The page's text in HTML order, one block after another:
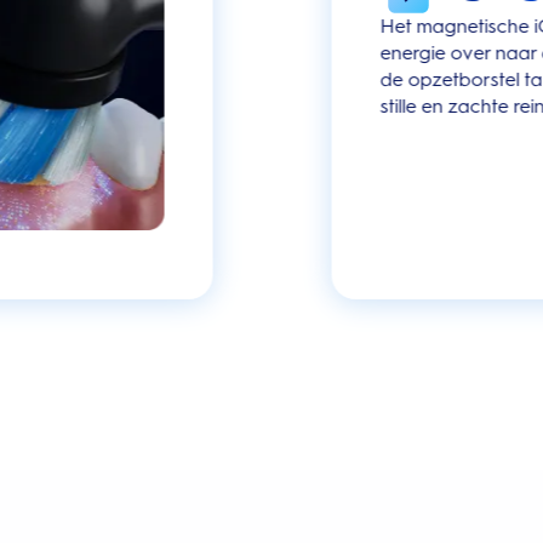
Het magnetische
energie over
de opzetborstel
stille en zachte